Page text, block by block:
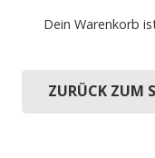
Dein Warenkorb
ZURÜCK ZUM